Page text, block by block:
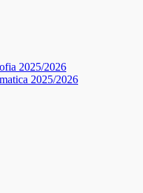
2025/2026
2025/2026